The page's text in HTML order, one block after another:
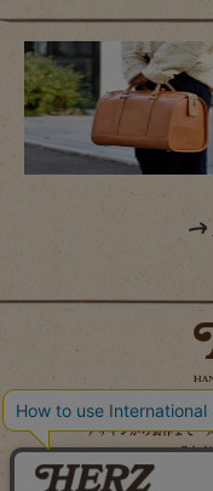
時を経てこそ解る味わ
デザインから製作まで一
それが